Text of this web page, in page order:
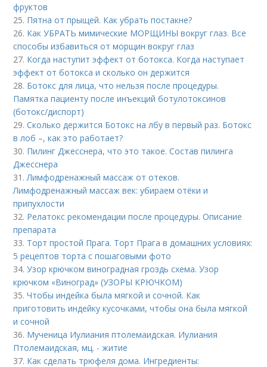
фруктов
25. Пятна от прыщей. Как убрать постакне?
26. Как УБРАТЬ мимические МОРЩИНЫ вокруг глаз. Все
способы избавиться от морщин вокруг глаз
27. Когда наступит эффект от ботокса. Когда наступает
эффект от ботокса и сколько он держится
28. Ботокс для лица, что нельзя после процедуры.
Памятка пациенту после инъекций ботулотоксинов
(ботокс/диспорт)
29.Сколько держится Ботокс на лбу в первый раз. Ботокс
в лоб –, как это работает?
30. Пилинг Джесснера, что это такое. Состав пилинга
Джесснера
31.Лимфодренажный массаж от отеков.
Лимфодренажный массаж век: убираем отёки и
припухлости
32. Релатокс рекомендации после процедуры. Описание
препарата
33. Торт простой Прага. Торт Прага в домашних условиях:
5 рецептов торта с пошаговыми фото
34.Узор крючком виноградная гроздь схема. Узор
крючком «Виноград» (УЗОРЫ КРЮЧКОМ)
35.Чтобы индейка была мягкой и сочной. Как
приготовить индейку кусочками, чтобы она была мягкой
и сочной
36. Мученица Иулиания птолемаидская. Иулиания
Птолемаидская, мц. - житие
37. Как сделать трюфеля дома. Ингредиенты: